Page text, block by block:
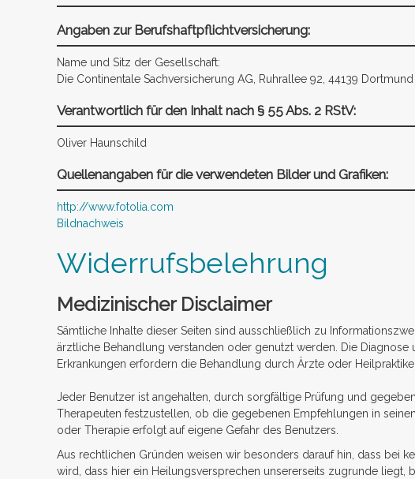
Angaben zur Berufshaftpflichtversicherung:
Name und Sitz der Gesellschaft:
Die Continentale Sachversicherung AG, Ruhrallee 92, 44139 Dortmund
Verantwortlich für den Inhalt nach § 55 Abs. 2 RStV:
Oliver Haunschild
Quellenangaben für die verwendeten Bilder und Grafiken:
http://www.fotolia.com
Bildnachweis
Widerrufsbelehrung
Medizinischer Disclaimer
Sämtliche Inhalte dieser Seiten sind ausschließlich zu
ärztliche Behandlung verstanden oder genutzt werden. Die
Erkrankungen erfordern die Behandlung durch Ärzte oder
Jeder Benutzer ist angehalten, durch sorgfältige Prüfung und
Therapeuten festzustellen, ob die gegebenen Empfehlungen in
oder Therapie erfolgt auf eigene Gefahr des Benutzers.
Aus rechtlichen Gründen weisen wir besonders darauf hin, dass bei
wird, dass hier ein Heilungsversprechen unsererseits zugrunde liegt,